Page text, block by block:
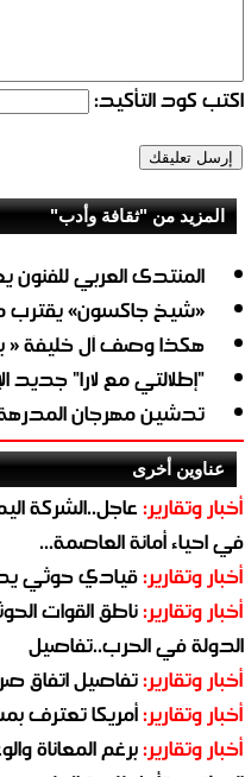
اكتب كود التأكيد:
المزيد من "ثقافة وأدب"
المنتدى العربي للفنون
«شيخ جاكسون» يقترب
هكذا وصف آل خليفة «
"إطلالتي مع لارا" جديد
تدشين مهرجان المدرهة
عناوين أخرى
أخبار وتقارير:
في احياء أمانة العاصمة...
أخبار وتقارير:قيادي حوثي
أخبار وتقارير:ناطق القوات
الدولة في الحرب..تفاصيل
أخبار وتقارير:تفاصيل اتفاق
أخبار وتقارير:أمريكا تعترف
أخبار وتقارير:برغم المعاناة